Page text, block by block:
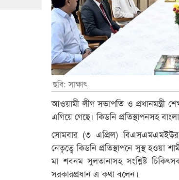
ছবি: সাক্ষাৎ
আওয়ামী লীগ সভাপতি ও প্রধানমন্ত্রী
এগিয়ে গেছে। কিডনি প্রতিস্থাপনসহ
সোমবার (৩ এপ্রিল) বিএসএমএমইউর
নেতৃত্বে কিডনি প্রতিস্থাপনে সুস্থ হওয়া
মা শবনম সুলতানাসহ সংশ্লিষ্ট
সরকারপ্রধান এ কথা বলেন।